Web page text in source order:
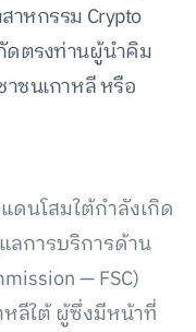
หกรรม Crypto
ดตรงท่านผู้นำคิม
ชนเกาหลี หรือ
ดนโสมใต้กำลังเกิด
ลการบริการด้าน
— FSC)
หลีใต้ ผู้ซึ่งมีหน้าที่